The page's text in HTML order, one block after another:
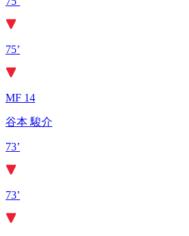
75’
MF 14
谷本 駿介
73’
73’